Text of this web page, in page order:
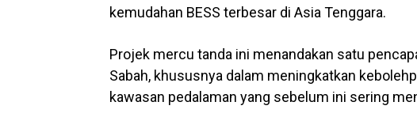
kemudahan BESS terbesar di Asia Tenggara.
Projek mercu tanda ini menandakan satu
Sabah, khususnya dalam meningkatkan
kawasan pedalaman yang sebelum ini sering